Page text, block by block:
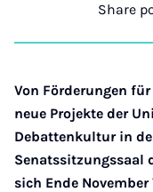
Share
Von Förderungen
neue Projekte der
Debattenkultur in
Senatssitzungssaal
sich Ende